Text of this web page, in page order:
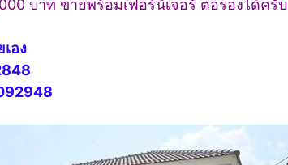
บาท ขายพร้อมเฟอร์นิเจอร์ ต่อรองได้ครับ
อง